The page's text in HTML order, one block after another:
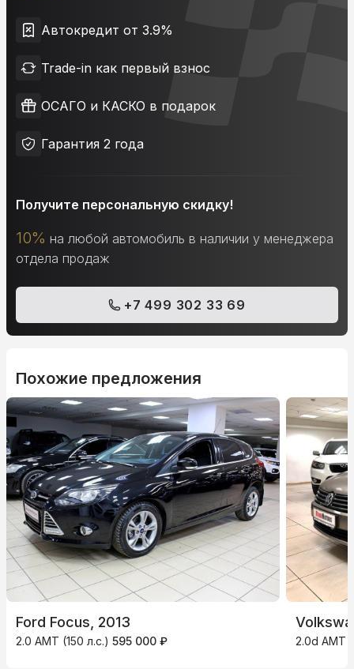
Автокредит от 3.9%
Trade-in как первый взнос
ОСАГО и КАСКО в подарок
Гарантия 2 года
Получите персональную скидку!
10% на любой автомобиль в наличии у менеджера
отдела продаж
+7 499 302 33 69
Похожие предложения
Ford Focus, 2013
2.0 AMT (150 л.с.) 595 000 ₽ 2.0d AMT